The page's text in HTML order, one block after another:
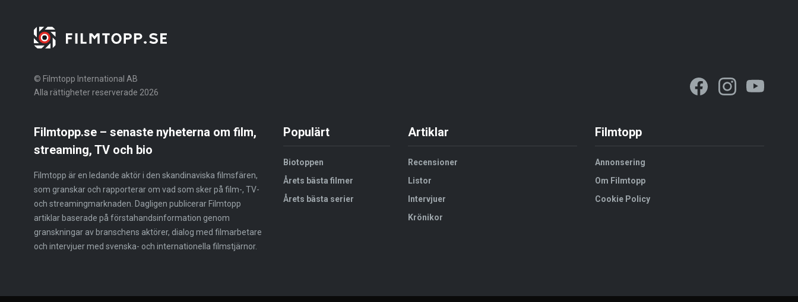
© Filmtopp International AB
Alla rättigheter reserverade 2026
Filmtopp.se – senaste nyheterna om film,
streaming, TV och bio
Filmtopp är en ledande aktör i den skandinaviska filmsfären,
som granskar och rapporterar om vad som sker på film-, TV-
och streamingmarknaden. Dagligen publicerar Filmtopp
artiklar baserade på förstahandsinformation genom
granskningar av branschens aktörer, dialog med filmarbetare
och intervjuer med svenska- och internationella filmstjärnor.
Populärt
Biotoppen
Årets bästa filmer
Årets bästa serier
Artiklar
Recensioner
Listor
Intervjuer
Krönikor
Filmtopp
Annonsering
Om Filmtopp
Cookie Policy